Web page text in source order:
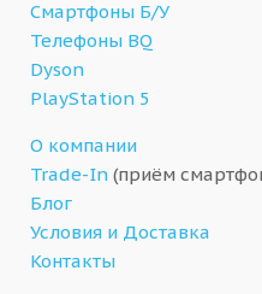
Смартфоны Б/У
Телефоны BQ
Dyson
PlayStation 5
О компании
Trade-In (приём
Блог
Условия и Доставка
Контакты